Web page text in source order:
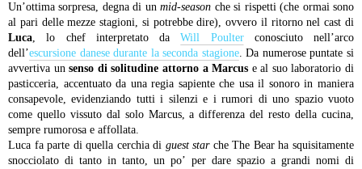
Un’ottima sorpresa, degna di unmid-season che si rispetti (che ormai sono
al pari delle mezze stagioni, si potrebbe dire), ovvero il ritorno nel cast di
Luca, lo chef interpretato daWill Poulterconosciuto nell’arco
dell’escursione danese durante la seconda stagione. Da numerose puntate si
avvertiva unsenso di solitudine attorno a Marcus e al suo laboratorio di
pasticceria, accentuato da una regia sapiente che usa il sonoro in maniera
consapevole, evidenziando tutti i silenzi e i rumori di uno spazio vuoto
come quello vissuto dal solo Marcus, a differenza del resto della cucina,
sempre rumorosa e affollata.
Luca fa parte di quella cerchia di guest starche The Bear ha squisitamente
snocciolato di tanto in tanto, un po’ per dare spazio a grandi nomi di